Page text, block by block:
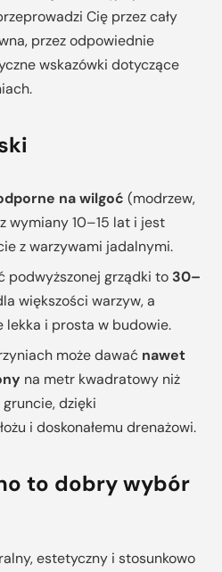
Cię przez cały
przez odpowiednie
wskazówki dotyczące
na wilgoć (modrzew,
wymiany 10–15 lat i jest
z warzywami jadalnymi.
podwyższonej grządki to 30–
większości warzyw, a
lekka i prosta w budowie.
może dawać nawet
na metr kwadratowy niż
dzięki
i doskonałemu drenażowi.
to dobry wybór
estetyczny i stosunkowo